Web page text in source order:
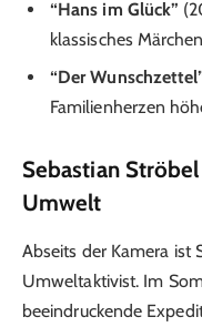
“Hans im Glück”
klassisches
“Der
Familienherzen
Sebastian
Umwelt
Abseits der Kamera ist
Umweltaktivist. Im
beeindruckende